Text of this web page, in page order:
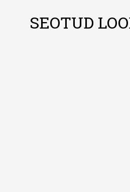
SEOTUD